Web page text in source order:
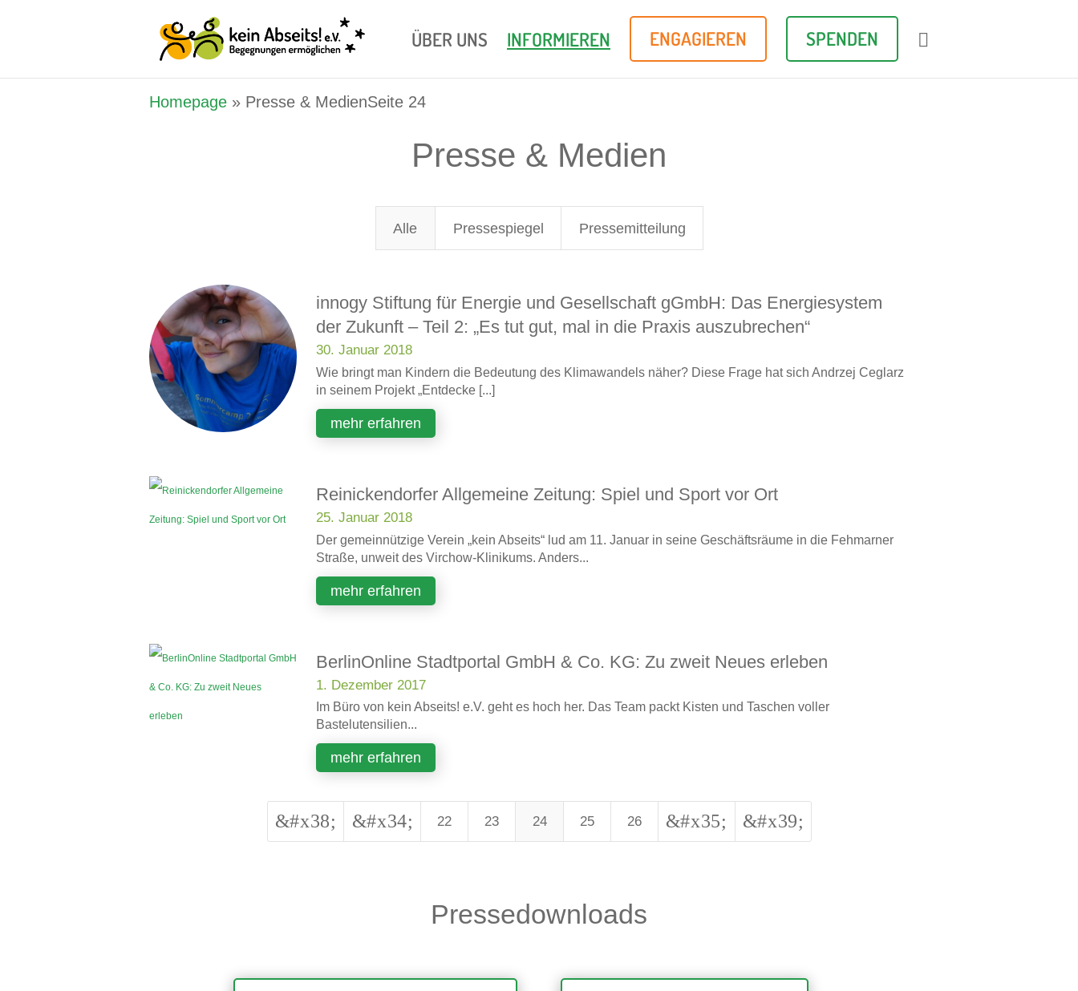
ÜBER UNS INFORMIEREN ENGAGIEREN SPENDEN 
Homepage » Presse & MedienSeite 24
Presse & Medien
Alle Pressespiegel Pressemitteilung
innogy Stiftung für Energie und Gesellschaft gGmbH: Das Energiesystem
der Zukunft – Teil 2: „Es tut gut, mal in die Praxis auszubrechen“
30. Januar 2018
Wie bringt man Kindern die Bedeutung des Klimawandels näher? Diese Frage hat sich Andrzej Ceglarz
in seinem Projekt „Entdecke [...]
mehr erfahren
Reinickendorfer Allgemeine Zeitung: Spiel und Sport vor Ort
25. Januar 2018
Der gemeinnützige Verein „kein Abseits“ lud am 11. Januar in seine Geschäftsräume in die Fehmarner
Straße, unweit des Virchow-Klinikums. Anders...
mehr erfahren
BerlinOnline Stadtportal GmbH & Co. KG: Zu zweit Neues erleben
1. Dezember 2017
Im Büro von kein Abseits! e.V. geht es hoch her. Das Team packt Kisten und Taschen voller
Bastelutensilien...
mehr erfahren
&#x38; &#x34; 22 23 24 25 26 &#x35; &#x39;
Pressedownloads